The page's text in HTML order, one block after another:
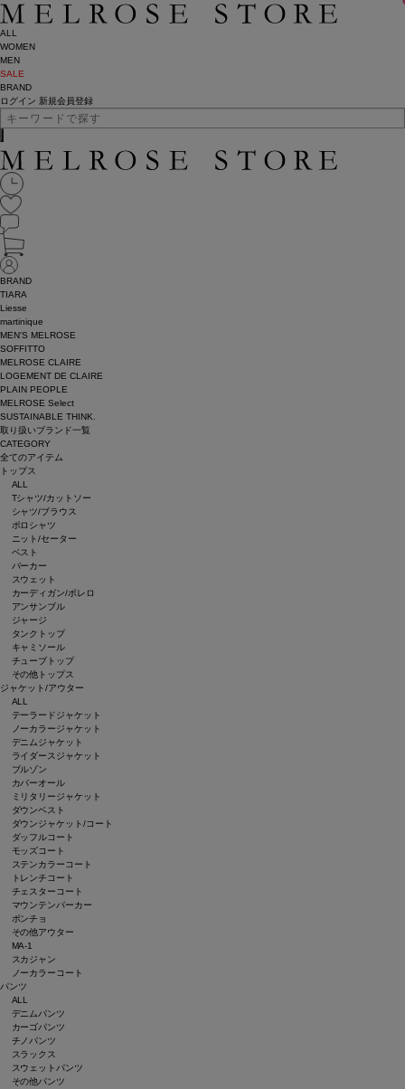
ALL
WOMEN
MEN
SALE
BRAND
ログイン 新規会員登録
BRAND
TIARA
Liesse
martinique
MEN'S MELROSE
SOFFITTO
MELROSE CLAIRE
LOGEMENT DE CLAIRE
PLAIN PEOPLE
MELROSE Select
SUSTAINABLE THINK.
取り扱いブランド一覧
CATEGORY
全てのアイテム
トップス
ALL
Tシャツ/カットソー
シャツ/ブラウス
ポロシャツ
ニット/セーター
ベスト
パーカー
スウェット
カーディガン/ボレロ
アンサンブル
ジャージ
タンクトップ
キャミソール
チューブトップ
その他トップス
ジャケット/アウター
ALL
テーラードジャケット
ノーカラージャケット
デニムジャケット
ライダースジャケット
ブルゾン
カバーオール
ミリタリージャケット
ダウンベスト
ダウンジャケット/コート
ダッフルコート
モッズコート
ステンカラーコート
トレンチコート
チェスターコート
マウンテンパーカー
ポンチョ
その他アウター
MA-1
スカジャン
ノーカラーコート
パンツ
ALL
デニムパンツ
カーゴパンツ
チノパンツ
スラックス
スウェットパンツ
その他パンツ